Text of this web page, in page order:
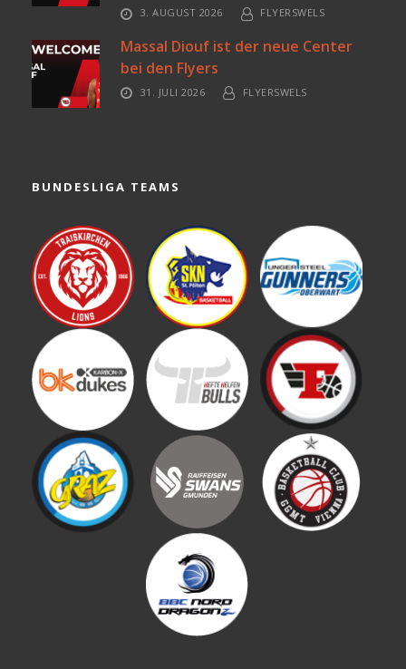
3. AUGUST 2026 FLYERSWELS
Massal Diouf ist der neue Center
bei den Flyers
31. JULI 2026 FLYERSWELS
BUNDESLIGA TEAMS